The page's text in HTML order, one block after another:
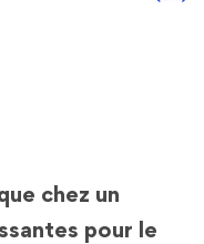
chez un
pour le